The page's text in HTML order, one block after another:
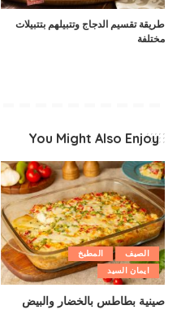
طريقة تقسيم الدجاج وتتبيلهم بتتبيلات
مختلفة
You Might Also Enjoy
الصيف
المطبخ
ايمان السيد
صينية بطاطس بالخضار والبيض